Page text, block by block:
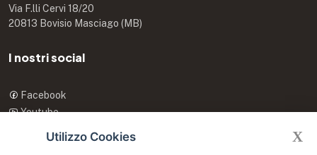
Via F.lli Cervi 18/20
20813 Bovisio Masciago (MB)
I nostri social
Facebook
Youtube
Utilizzo Cookies X